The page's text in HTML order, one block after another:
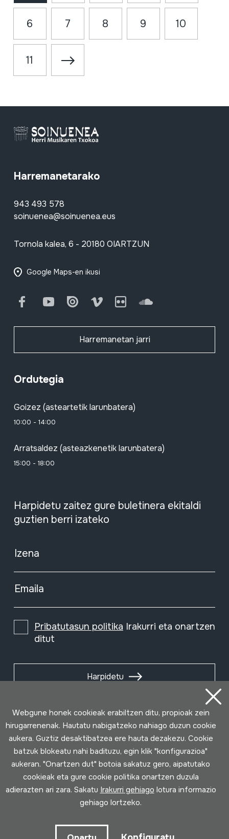
6 7 8 9 10
11
Harremanetarako
943 493 578
soinuenea@soinuenea.eus
Tornola kalea, 6 - 20180 OIARTZUN
Google Maps-en ikusi
FacebookYoutube Issuu Vimeo Flickr SoundCloud
Harremanetan jarri
Ordutegia
Goizez (asteartetik larunbatera)
10:00 - 14:00
Arratsaldez (asteazkenetik larunbatera)
15:00 - 18:00
Harpidetu zaitez gure buletinera ekitaldi
guztien berri izateko
Izena
Emaila
Pribatutasun politika Irakurri eta onartzen
ditut
Harpidetu
Erabilpen baldintzak Pribatutasun politika
Loturak garatua
Webgune honek cookieak erabiltzen ditu, propioak zein
hirugarrenenak. Hautatu nabigatzeko nahiago duzun cookie
aukera. Guztiz desaktibatzea ere hauta dezakezu. Cookie
batzuk blokeatu nahi badituzu, egin klik "konfigurazioa"
aukeran. "Onartzen dut" botoia sakatuz gero, aipatutako
cookieak eta gure cookie politika onartzen duzula
adierazten ari zara. Sakatu Irakurri gehiago lotura informazio
gehiago lortzeko.